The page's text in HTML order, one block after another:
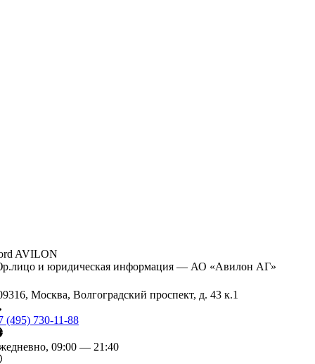
AVILON
и юридическая информация — АО «Авилон АГ»
Москва, Волгоградский проспект, д. 43 к.1
(495) 730-11-88
09:00 — 21:40